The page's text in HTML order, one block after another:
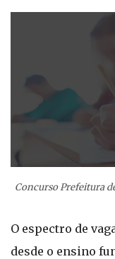
Concurso Prefeitura
O espectro de
desde o ensino